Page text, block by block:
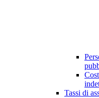
Tassi di